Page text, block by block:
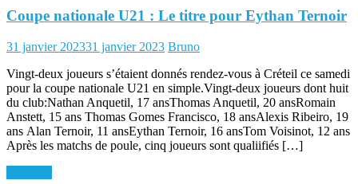
Coupe nationale U21 : Le titre pour Eythan Ternoir
Posted
31 janvier 202331 janvier 2023 Author
Bruno
Vingt-deux joueurs s’étaient donnés rendez-vous à Créteil ce samedi
pour la coupe nationale U21 en simple.Vingt-deux joueurs dont huit
du club:Nathan Anquetil, 17 ansThomas Anquetil, 20 ansRomain
Anstett, 15 ans Thomas Gomes Francisco, 18 ansAlexis Ribeiro, 19
ans Alan Ternoir, 11 ansEythan Ternoir, 16 ansTom Voisinot, 12 ans
Après les matchs de poule, cinq joueurs sont qualiifiés […]